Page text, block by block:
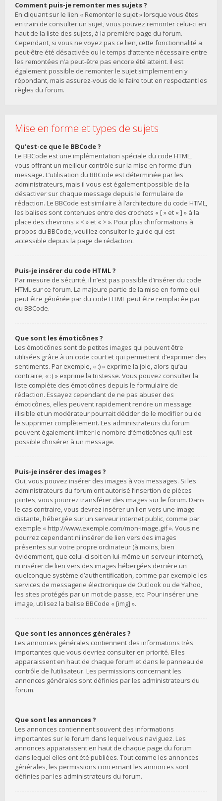
Comment puis-je remonter mes sujets ?
En cliquant sur le lien « Remonter le sujet » lorsque vous êtes
en train de consulter un sujet, vous pouvez remonter celui-ci en
haut de la liste des sujets, à la première page du forum.
Cependant, si vous ne voyez pas ce lien, cette fonctionnalité a
peut-être été désactivée ou le temps d’attente nécessaire entre
les remontées n’a peut-être pas encore été atteint. Il est
également possible de remonter le sujet simplement en y
répondant, mais assurez-vous de le faire tout en respectant les
règles du forum.
Mise en forme et types de sujets
Qu’est-ce que le BBCode ?
Le BBCode est une implémentation spéciale du code HTML,
vous offrant un meilleur contrôle sur la mise en forme d’un
message. L’utilisation du BBCode est déterminée par les
administrateurs, mais il vous est également possible de la
désactiver sur chaque message depuis le formulaire de
rédaction. Le BBCode est similaire à l’architecture du code HTML,
les balises sont contenues entre des crochets « [ » et « ] » à la
place des chevrons « < » et « > ». Pour plus d’informations à
propos du BBCode, veuillez consulter le guide qui est
accessible depuis la page de rédaction.
Puis-je insérer du code HTML ?
Par mesure de sécurité, il n’est pas possible d’insérer du code
HTML sur ce forum. La majeure partie de la mise en forme qui
peut être générée par du code HTML peut être remplacée par
du BBCode.
Que sont les émoticônes ?
Les émoticônes sont de petites images qui peuvent être
utilisées grâce à un code court et qui permettent d’exprimer des
sentiments. Par exemple, « :) » exprime la joie, alors qu’au
contraire, « :( » exprime la tristesse. Vous pouvez consulter la
liste complète des émoticônes depuis le formulaire de
rédaction. Essayez cependant de ne pas abuser des
émoticônes, elles peuvent rapidement rendre un message
illisible et un modérateur pourrait décider de le modifier ou de
le supprimer complètement. Les administrateurs du forum
peuvent également limiter le nombre d’émoticônes qu’il est
possible d’insérer à un message.
Puis-je insérer des images ?
Oui, vous pouvez insérer des images à vos messages. Si les
administrateurs du forum ont autorisé l’insertion de pièces
jointes, vous pourrez transférer des images sur le forum. Dans
le cas contraire, vous devrez insérer un lien vers une image
distante, hébergée sur un serveur internet public, comme par
exemple « http://www.exemple.com/mon-image.gif ». Vous ne
pourrez cependant ni insérer de lien vers des images
présentes sur votre propre ordinateur (à moins, bien
évidemment, que celui-ci soit en lui-même un serveur internet),
ni insérer de lien vers des images hébergées derrière un
quelconque système d’authentification, comme par exemple les
services de messagerie électronique de Outlook ou de Yahoo,
les sites protégés par un mot de passe, etc. Pour insérer une
image, utilisez la balise BBCode « [img] ».
Que sont les annonces générales ?
Les annonces générales contiennent des informations très
importantes que vous devriez consulter en priorité. Elles
apparaissent en haut de chaque forum et dans le panneau de
contrôle de l’utilisateur. Les permissions concernant les
annonces générales sont définies par les administrateurs du
forum.
Que sont les annonces ?
Les annonces contiennent souvent des informations
importantes sur le forum dans lequel vous naviguez. Les
annonces apparaissent en haut de chaque page du forum
dans lequel elles ont été publiées. Tout comme les annonces
générales, les permissions concernant les annonces sont
définies par les administrateurs du forum.